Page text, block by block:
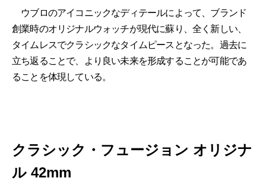
ウブロのアイコニックなディテールによって、ブランド
創業時のオリジナルウォッチが現代に蘇り、全く新しい、
タイムレスでクラシックなタイムピースとなった。過去に
立ち返ることで、より良い未来を形成することが可能であ
ることを体現している。
クラシック・フュージョン オリジナ
ル 42mm